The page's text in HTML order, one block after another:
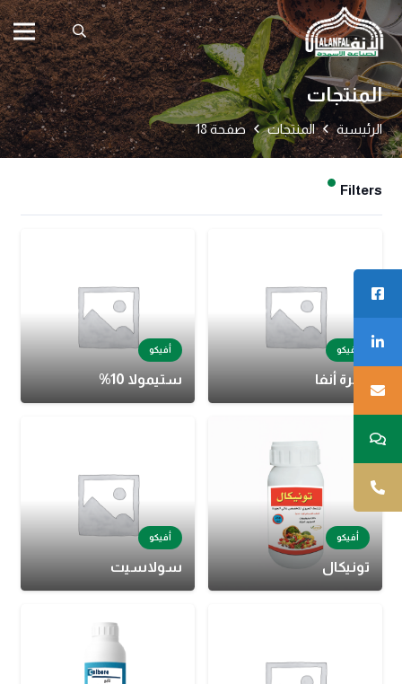
المنتجات
الرئيسية المنتجات صفحة 18
Filters
أفيكو
زهرة أنفا
أفيكو
ستيمولا 10%
أفيكو
تونيكال
أفيكو
سولاسيت